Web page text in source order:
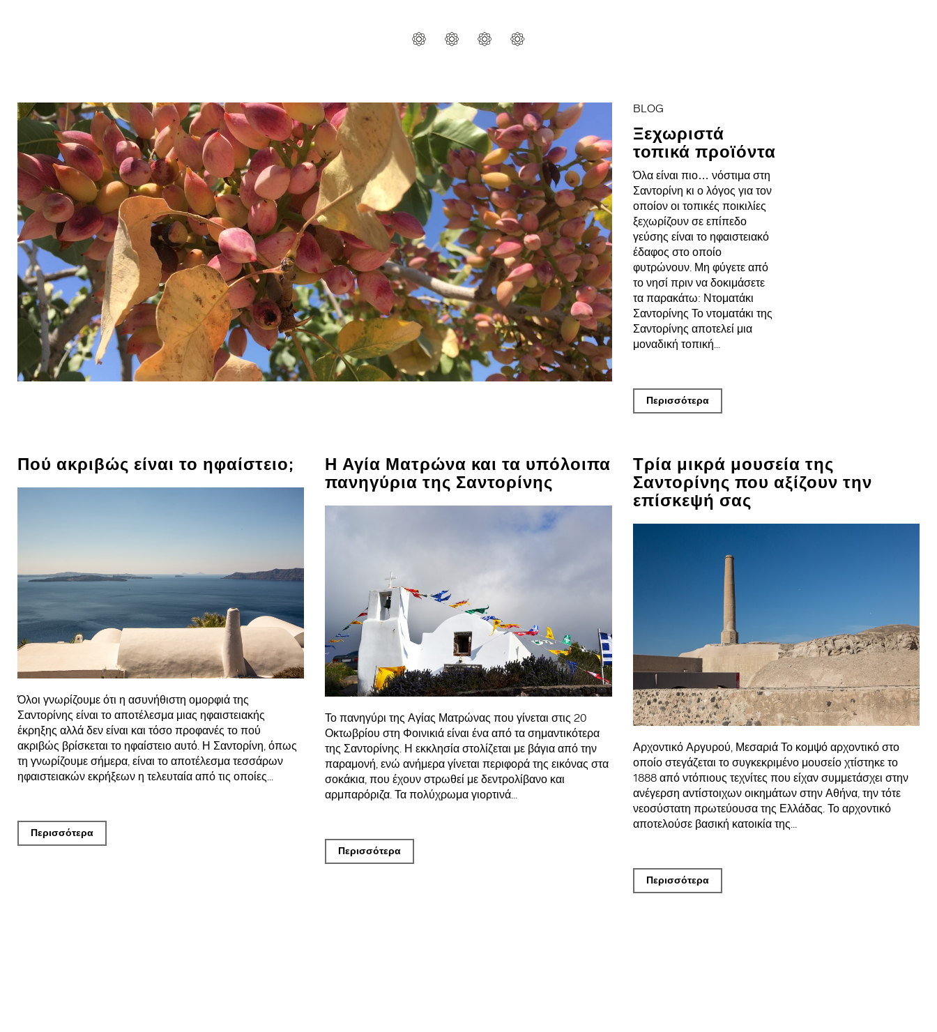
BLOG
Ξεχωριστά
τοπικά προϊόντα
Όλα είναι πιο… νόστιμα στη
Σαντορίνη κι ο λόγος για τον
οποίον οι τοπικές ποικιλίες
ξεχωρίζουν σε επίπεδο
γεύσης είναι το ηφαιστειακό
έδαφος στο οποίο
φυτρώνουν. Μη φύγετε από
το νησί πριν να δοκιμάσετε
τα παρακάτω: Ντοματάκι
Σαντορίνης Το ντοματάκι της
Σαντορίνης αποτελεί μια
μοναδική τοπική...
Περισσότερα
Πού ακριβώς είναι το ηφαίστειο;
Όλοι γνωρίζουμε ότι η ασυνήθιστη ομορφιά της
Σαντορίνης είναι το αποτέλεσμα μιας ηφαιστειακής
έκρηξης αλλά δεν είναι και τόσο προφανές το πού
ακριβώς βρίσκεται το ηφαίστειο αυτό. Η Σαντορίνη, όπως
τη γνωρίζουμε σήμερα, είναι το αποτέλεσμα τεσσάρων
ηφαιστειακών εκρήξεων η τελευταία από τις οποίες...
Περισσότερα
Η Αγία Ματρώνα και τα υπόλοιπα
πανηγύρια της Σαντορίνης
Το πανηγύρι της Αγίας Ματρώνας που γίνεται στις 20
Οκτωβρίου στη Φοινικιά είναι ένα από τα σημαντικότερα
της Σαντορίνης. Η εκκλησία στολίζεται με βάγια από την
παραμονή, ενώ ανήμερα γίνεται περιφορά της εικόνας στα
σοκάκια, που έχουν στρωθεί με δεντρολίβανο και
αρμπαρόριζα. Τα πολύχρωμα γιορτινά...
Περισσότερα
Τρία μικρά μουσεία της
Σαντορίνης που αξίζουν την
επίσκεψή σας
Αρχοντικό Αργυρού, Μεσαριά Το κομψό αρχοντικό στο
οποίο στεγάζεται το συγκεκριμένο μουσείο χτίστηκε το
1888 από ντόπιους τεχνίτες που είχαν συμμετάσχει στην
ανέγερση αντίστοιχων οικημάτων στην Αθήνα, την τότε
νεοσύστατη πρωτεύουσα της Ελλάδας. Το αρχοντικό
αποτελούσε βασική κατοικία της...
Περισσότερα